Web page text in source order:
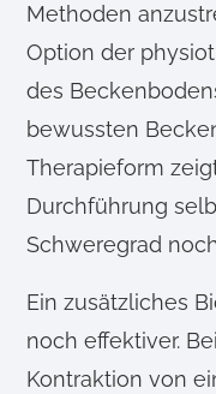
Methoden
Option der
des
bewussten
Therapieform
Durchführung
Schweregrad
Ein zusätzliches
noch effektiver.
Kontraktion von